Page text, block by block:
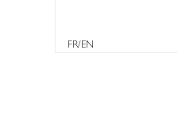
FR/EN